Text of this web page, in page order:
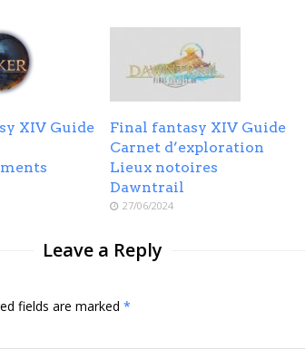
XIV Guide
Final fantasy XIV Guide
Carnet d’exploration
Lieux notoires
Dawntrail
27/06/2024
Leave a Reply
fields are marked *